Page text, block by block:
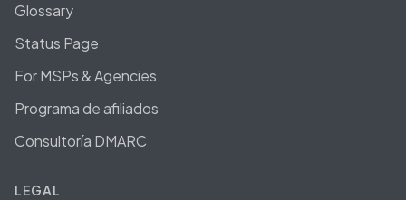
Glossary
Status Page
For MSPs & Agencies
Programa de afiliados
Consultoría DMARC
LEGAL